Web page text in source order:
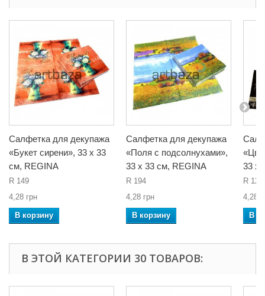
Салфетка для декупажа
«Букет сирени», 33 x 33
см, REGINA
R 149
4,28 грн
В корзину
Салфетка для декупажа
«Поля с подсолнухами»,
33 x 33 см, REGINA
R 194
4,28 грн
В корзину
33 x
R 120
4,28
В
В ЭТОЙ КАТЕГОРИИ 30 ТОВАРОВ: